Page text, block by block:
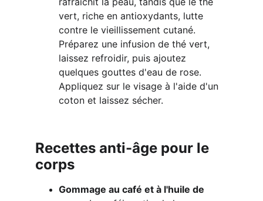
vert, riche en antioxydants, lutte
contre le vieillissement cutané.
Préparez une infusion de thé vert,
laissez refroidir, puis ajoutez
quelques gouttes d'eau de rose.
Appliquez sur le visage à l'aide d'un
coton et laissez sécher.
Recettes anti-âge pour le
corps
Gommage au café et à l'huile de